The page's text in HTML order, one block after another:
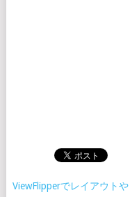
ViewFlipperでレイアウトや